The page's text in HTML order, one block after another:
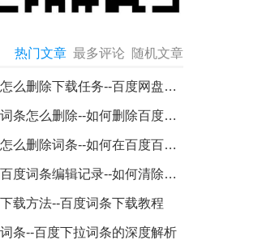
热门文章 最多评论 随机文章
百度网盘怎么删除下载任务--百度网盘下载任务如何删除？详细步骤教你轻松操作
百度百科词条怎么删除--如何删除百度百科词条？详细流程与注意事项
百度百科怎么删除词条--如何在百度百科上删除词条
怎么删除百度词条编辑记录--如何清除百度百科词条编辑历史记录
载方法--百度词条下载教程
条--百度下拉词条的深度解析